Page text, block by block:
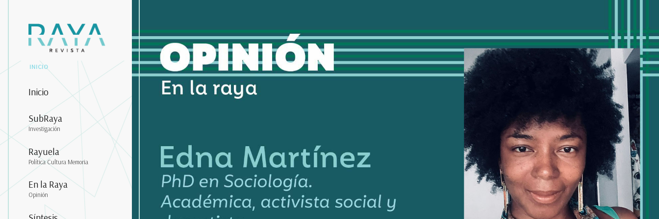
INICIO
Inicio
SubRaya
Investigación
Rayuela
Política Cultura Memoria
En la Raya
Opinión